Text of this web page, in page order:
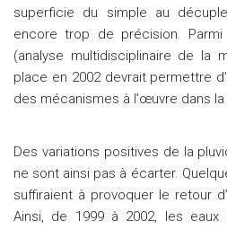
superficie du simple au
encore trop de précision. Parmi
(analyse multidisciplinaire de la
place en 2002 devrait permettre
des mécanismes à l’œuvre dans
Des variations positives de la
ne sont ainsi pas à écarter.
suffiraient à provoquer le retour
Ainsi, de 1999 à 2002, les